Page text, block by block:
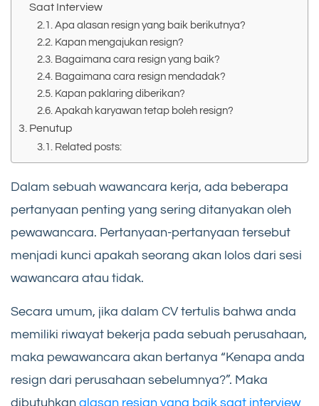
Saat Interview
Apa alasan resign yang baik berikutnya?
Kapan mengajukan resign?
Bagaimana cara resign yang baik?
Bagaimana cara resign mendadak?
Kapan paklaring diberikan?
Apakah karyawan tetap boleh resign?
Penutup
Related posts:
Dalam sebuah wawancara kerja, ada beberapa
pertanyaan penting yang sering ditanyakan oleh
pewawancara. Pertanyaan-pertanyaan tersebut
menjadi kunci apakah seorang akan lolos dari sesi
wawancara atau tidak.
Secara umum, jika dalam CV tertulis bahwa anda
memiliki riwayat bekerja pada sebuah perusahaan,
maka pewawancara akan bertanya “Kenapa anda
resign dari perusahaan sebelumnya?”. Maka
dibutuhkan alasan resign yang baik saat interview